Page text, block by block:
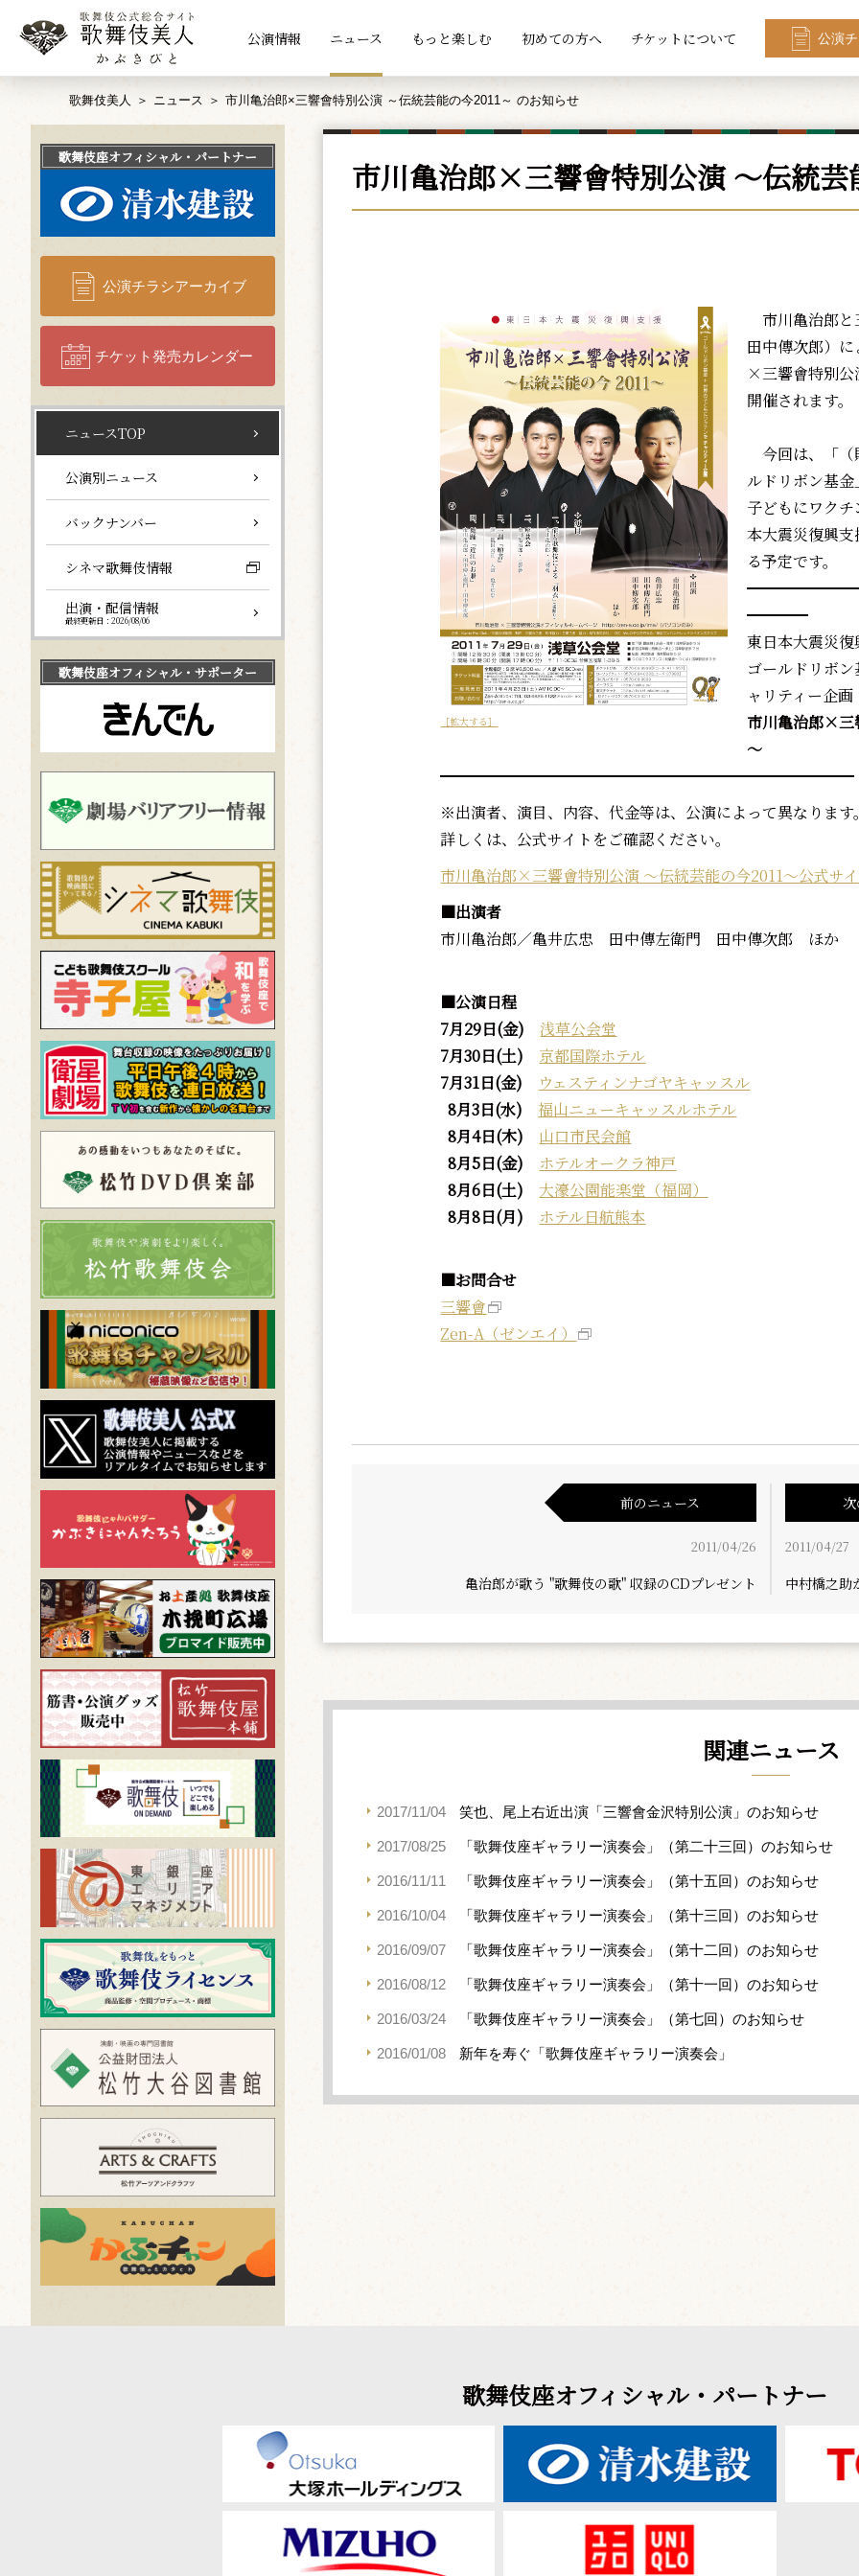
公演情報 ニュース もっと楽しむ 初めての方へ チケットについて 公演
歌舞伎美人 ニュース 市川亀治郎×三響會特別公演 ～伝統芸能の今2011～ のお知らせ
市川亀治郎×三響會特別公演 ～伝統芸
［拡大する］
市川亀治郎と
田中傳次郎）
×三響會特別公
開催されます。
今回は、「（
ルドリボン基
子どもにワク
本大震災復興
る予定です。
━━━━
東日本大震災
ゴールドリボ
ャリティー企画
市川亀治郎×三
～
━━━━━━━━━━━━━━━━━━━━━━━━━━━
※出演者、演目、内容、代金等は、公演によって異なります
詳しくは、公式サイトをご確認ください。
市川亀治郎×三響會特別公演 ～伝統芸能の今2011～公式サ
■出演者
市川亀治郎／亀井広忠 田中傳左衛門 田中傳次郎 ほか
■公演日程
7月29日(金)
浅草公会堂
7月30日(土) 京都国際ホテル
7月31日(金)
ウェスティンナゴヤキャッスル
8月3日(水)
福山ニューキャッスルホテル
8月4日(木)
山口市民会館
8月5日(金) ホテルオークラ神戸
8月6日(土)
大濠公園能楽堂（福岡）
8月8日(月) ホテル日航熊本
■お問合せ
三響會
Zen-A（ゼンエイ）
前のニュース
2011/04/26
亀治郎が歌う "歌舞伎の歌" 収録のCDプレゼント
2011/04/27
中村橋之助
関連ニュース
2017/11/04 笑也、尾上右近出演「三響會金沢特別公演」のお知らせ
2017/08/25 「歌舞伎座ギャラリー演奏会」（第二十三回）のお知らせ
2016/11/11 「歌舞伎座ギャラリー演奏会」（第十五回）のお知らせ
2016/10/04 「歌舞伎座ギャラリー演奏会」（第十三回）のお知らせ
2016/09/07 「歌舞伎座ギャラリー演奏会」（第十二回）のお知らせ
2016/08/12 「歌舞伎座ギャラリー演奏会」（第十一回）のお知らせ
2016/03/24 「歌舞伎座ギャラリー演奏会」（第七回）のお知らせ
2016/01/08 新年を寿ぐ「歌舞伎座ギャラリー演奏会」
歌舞伎座オフィシャル・パートナー
公演チラシアーカイブ
チケット発売カレンダー
ニュースTOP
公演別ニュース
バックナンバー
シネマ歌舞伎情報
出演・配信情報
最終更新日：2026/08/06
歌舞伎座オフィシャル・サポーター
歌舞伎座オフィシャル・パートナー